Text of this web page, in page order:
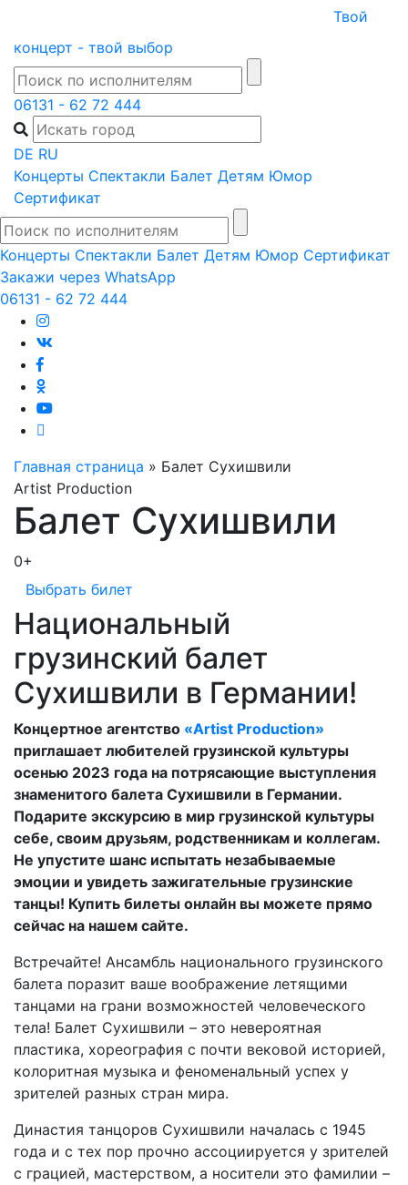
content
Твой
концерт - твой выбор
06131 - 62 72 444
DE RU
Концерты Спектакли Балет Детям Юмор
Сертификат
Концерты Спектакли Балет Детям Юмор Сертификат
Закажи через WhatsApp
06131 - 62 72 444
Главная страница » Балет Сухишвили
Artist Production
Балет Сухишвили
0+
Выбрать билет
Национальный
грузинский балет
Сухишвили в Германии!
Концертное агентство «Artist Production»
приглашает любителей грузинской культуры
осенью 2023 года на потрясающие выступления
знаменитого балета Сухишвили в Германии.
Подарите экскурсию в мир грузинской культуры
себе, своим друзьям, родственникам и коллегам.
Не упустите шанс испытать незабываемые
эмоции и увидеть зажигательные грузинские
танцы! Купить билеты онлайн вы можете прямо
сейчас на нашем сайте.
Встречайте! Ансамбль национального грузинского
балета поразит ваше воображение летящими
танцами на грани возможностей человеческого
тела! Балет Сухишвили – это невероятная
пластика, хореография с почти вековой историей,
колоритная музыка и феноменальный успех у
зрителей разных стран мира.
Династия танцоров Сухишвили началась с 1945
года и с тех пор прочно ассоциируется у зрителей
с грацией, мастерством, а носители это фамилии –